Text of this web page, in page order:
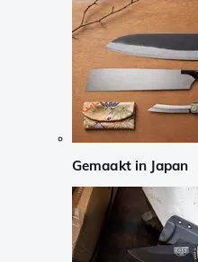
Gemaakt in Japan